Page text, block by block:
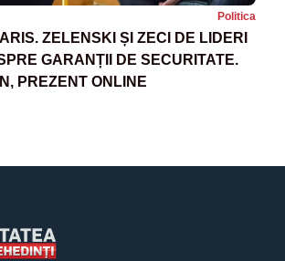
Politica
ZELENSKI ȘI ZECI DE LIDERI
GARANȚII DE SECURITATE.
PREZENT ONLINE